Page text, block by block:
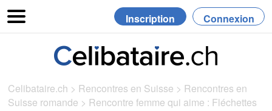
Inscription Connexion
Celibataire.ch > Rencontres en Suisse > Rencontres en
Suisse romande > Rencontre femme qui aime : Fléchettes